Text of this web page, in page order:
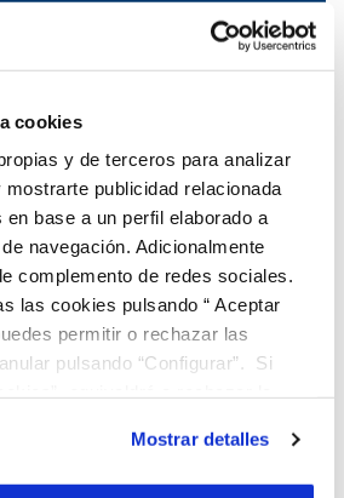
cookies
y de terceros para analizar
publicidad relacionada
base a un perfil elaborado a
navegación. Adicionalmente
complemento de redes sociales.
las cookies pulsando “ Aceptar
permitir o rechazar las
pulsando “Configurar”. Si
que el sitio web funcione y que
desactivar. Puedes consultar
Mostrar detalles
de agua de Cedeira